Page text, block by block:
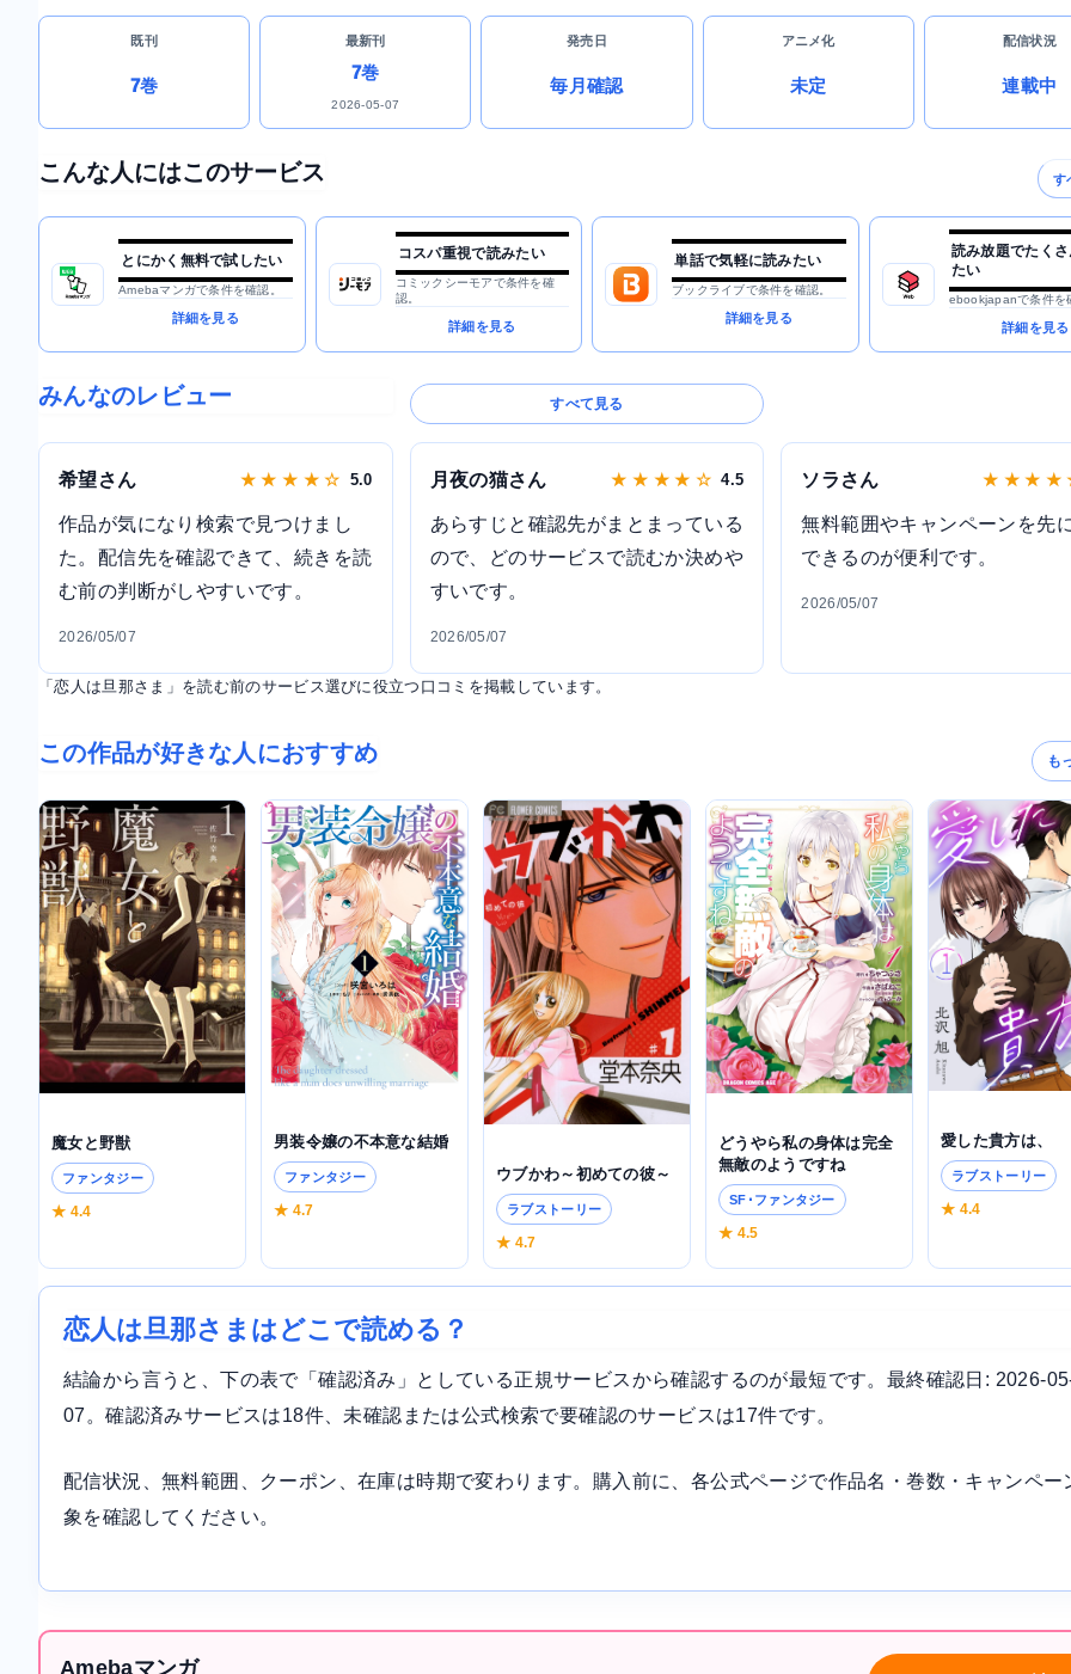
既刊
7巻
最新刊
7巻
2026-05-07
発売日
毎月確認
アニメ化
未定
配信状況
連載中
こんな人にはこのサービス す
とにかく無料で試したい
Amebaマンガで条件を確認。
詳細を見る
コスパ重視で読みたい
コミックシーモアで条件を確
認。
詳細を見る
単話で気軽に読みたい
ブックライブで条件を確認。
詳細を見る
読み放題でたく
たい
ebookjapanで条件を
詳細を見る
みんなのレビュー すべて見る
希望さん ★ ★ ★ ★ ☆ 5.0
作品が気になり検索で見つけまし
た。配信先を確認できて、続きを読
む前の判断がしやすいです。
2026/05/07
月夜の猫さん ★ ★ ★ ★ ☆ 4.5
あらすじと確認先がまとまっている
ので、どのサービスで読むか決めや
すいです。
2026/05/07
ソラさん ★ ★ ★ ★
無料範囲やキャンペーンを先
できるのが便利です。
2026/05/07
「恋人は旦那さま」を読む前のサービス選びに役立つ口コミを掲載しています。
この作品が好きな人におすすめ も
魔女と野獣
ファンタジー
★ 4.4
男装令嬢の不本意な結婚
ファンタジー
★ 4.7
ウブかわ～初めての彼～
ラブストーリー
★ 4.7
どうやら私の身体は完全
無敵のようですね
SF･ファンタジー
★ 4.5
愛した貴方は、
ラブストーリー
★ 4.4
恋人は旦那さまはどこで読める？
結論から言うと、下の表で「確認済み」としている正規サービスから確認するのが最短です。最終確認日: 2026-
07。確認済みサービスは18件、未確認または公式検索で要確認のサービスは17件です。
配信状況、無料範囲、クーポン、在庫は時期で変わります。購入前に、各公式ページで作品名・巻数・キャンペー
象を確認してください。
Amebaマンガ